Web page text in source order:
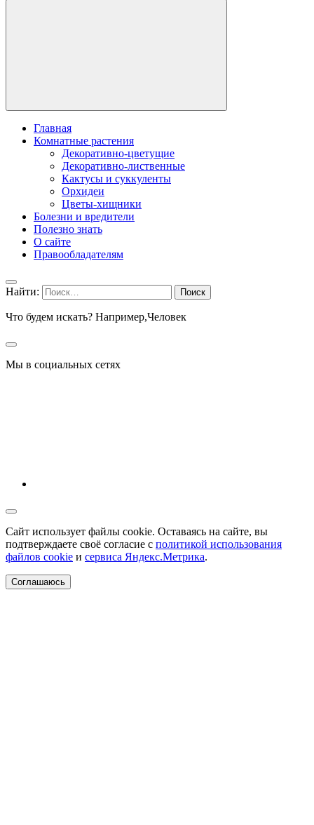
Главная
Комнатные растения
Декоративно-цветущие
Декоративно-лиственные
Кактусы и суккуленты
Орхидеи
Цветы-хищники
Болезни и вредители
Полезно знать
О сайте
Правообладателям
Найти:
Что будем искать? Например,Человек
Мы в социальных сетях
Сайт использует файлы cookie. Оставаясь на сайте, вы
подтверждаете своё согласие с политикой использования
файлов cookie и сервиса Яндекс.Метрика.
Соглашаюсь